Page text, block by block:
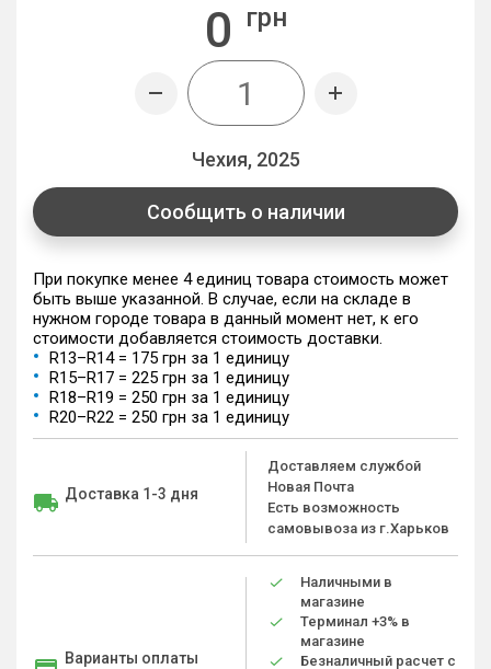
0 грн
Чехия, 2025
Сообщить о наличии
При покупке менее 4 единиц товара стоимость может
быть выше указанной. В случае, если на складе в
нужном городе товара в данный момент нет, к его
стоимости добавляется стоимость доставки.
R13–R14 = 175 грн за 1 единицу
R15–R17 = 225 грн за 1 единицу
R18–R19 = 250 грн за 1 единицу
R20–R22 = 250 грн за 1 единицу
Доставка 1-3 дня
Доставляем службой
Новая Почта
Есть возможность
самовывоза из г.Харьков
Варианты оплаты
Наличными в
магазине
Терминал +3% в
магазине
Безналичный расчет с